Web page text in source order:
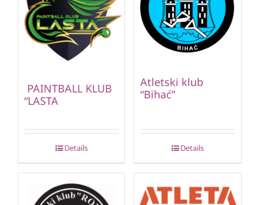
PAINTBALL KLUB
“LASTA
Details
Atletski klub
“Bihać”
Details